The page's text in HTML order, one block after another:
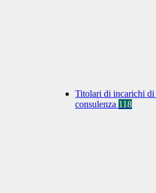
Titolari di incarichi di
consulenza 118